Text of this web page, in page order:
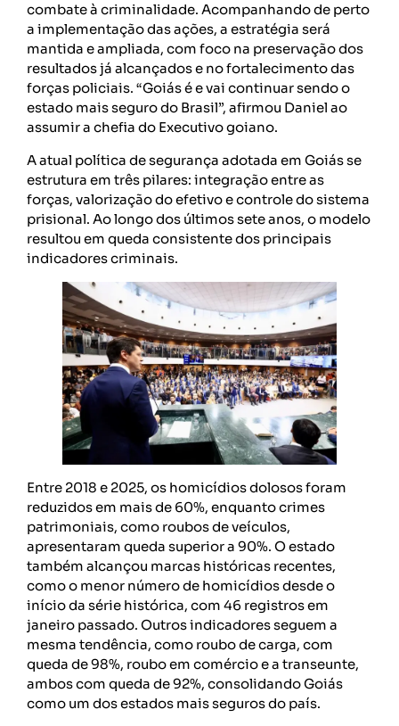
combate à criminalidade. Acompanhando de perto
a implementação das ações, a estratégia será
mantida e ampliada, com foco na preservação dos
resultados já alcançados e no fortalecimento das
forças policiais. “Goiás é e vai continuar sendo o
estado mais seguro do Brasil”, afirmou Daniel ao
assumir a chefia do Executivo goiano.
A atual política de segurança adotada em Goiás se
estrutura em três pilares: integração entre as
forças, valorização do efetivo e controle do sistema
prisional. Ao longo dos últimos sete anos, o modelo
resultou em queda consistente dos principais
indicadores criminais.
Entre 2018 e 2025, os homicídios dolosos foram
reduzidos em mais de 60%, enquanto crimes
patrimoniais, como roubos de veículos,
apresentaram queda superior a 90%. O estado
também alcançou marcas históricas recentes,
como o menor número de homicídios desde o
início da série histórica, com 46 registros em
janeiro passado. Outros indicadores seguem a
mesma tendência, como roubo de carga, com
queda de 98%, roubo em comércio e a transeunte,
ambos com queda de 92%, consolidando Goiás
como um dos estados mais seguros do país.